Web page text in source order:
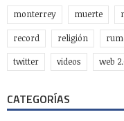
monterrey muerte
record religión
twitter videos web
CATEGORÍAS